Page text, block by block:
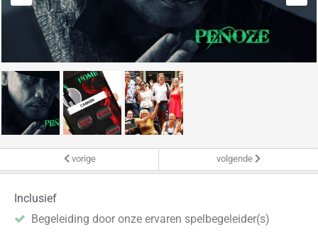
vorige volgende
Inclusief
Begeleiding door onze ervaren spelbegeleider(s)